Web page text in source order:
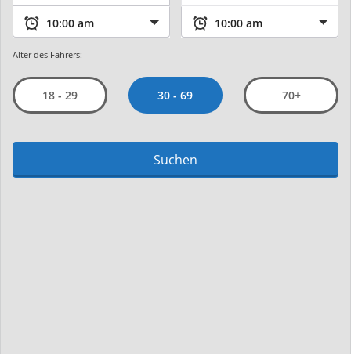
Alter des Fahrers:
18 - 29 30 - 69 70+
Suchen